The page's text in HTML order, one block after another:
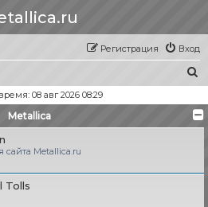
Вход
Регистрация
и
с
08 авг 2026 08:29
Metallica
Metallica.ru
Tolls